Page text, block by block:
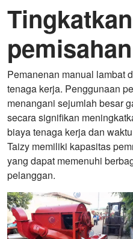
pemisahan
Pemanenan manual lambat
tenaga kerja. Penggunaan
menangani sejumlah besar
secara signifikan
biaya tenaga kerja dan
Taizy memiliki kapasitas
yang dapat memenuhi
pelanggan.